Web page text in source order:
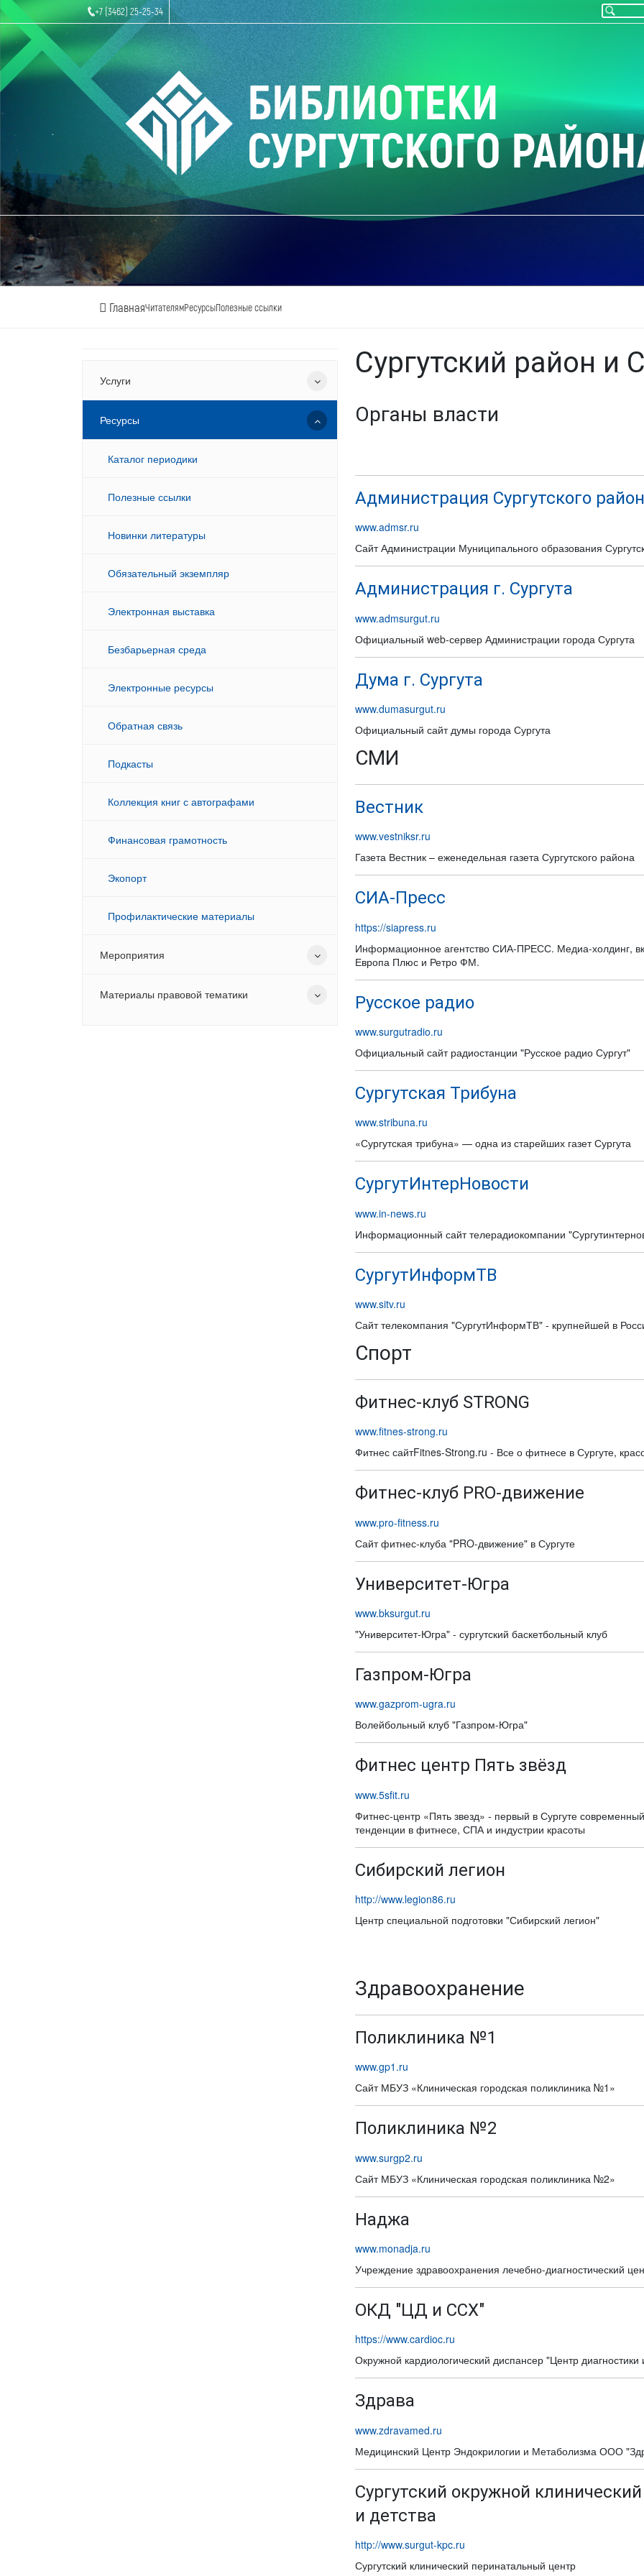
+7 (3462) 25-25-34
БИБЛИОТЕКИ
СУРГУТСКОГО
ГлавнаяЧитателямРесурсыПолезные ссылки
Услуги
Ресурсы
Каталог периодики
Полезные ссылки
Новинки литературы
Обязательный экземпляр
Электронная выставка
Безбарьерная среда
Электронные ресурсы
Обратная связь
Подкасты
Коллекция книг с автографами
Финансовая грамотность
Экопорт
Профилактические материалы
Мероприятия
Материалы правовой тематики
Сургутский район и
Органы власти
Администрация Сургутского
www.admsr.ru
Сайт Администрации Муниципального образования
Администрация г. Сургута
www.admsurgut.ru
Официальный web-сервер Администрации города Сургута
Дума г. Сургута
www.dumasurgut.ru
Официальный сайт думы города Сургута
СМИ
Вестник
www.vestniksr.ru
Газета Вестник – еженедельная газета Сургутского района
СИА-Пресс
https://siapress.ru
Информационное агентство СИА-ПРЕСС. Медиа-холдинг,
Европа Плюс и Ретро ФМ.
Русское радио
www.surgutradio.ru
Официальный сайт радиостанции "Русское радио Сургут"
Сургутская Трибуна
www.stribuna.ru
«Сургутская трибуна» — одна из старейших газет Сургута
СургутИнтерНовости
www.in-news.ru
Информационный сайт телерадиокомпании
СургутИнформТВ
www.sitv.ru
Сайт телекомпания "СургутИнформТВ" - крупнейшей в
Спорт
Фитнес-клуб STRONG
www.fitnes-strong.ru
Фитнес сайтFitnes-Strong.ru - Все о фитнесе в Сургуте,
Фитнес-клуб PRO-движение
www.pro-fitness.ru
Сайт фитнес-клуба "PRO-движение" в Сургуте
Университет-Югра
www.bksurgut.ru
"Университет-Югра" - сургутский баскетбольный клуб
Газпром-Югра
www.gazprom-ugra.ru
Волейбольный клуб "Газпром-Югра"
Фитнес центр Пять звёзд
www.5sfit.ru
Фитнес-центр «Пять звезд» - первый в Сургуте
тенденции в фитнесе, СПА и индустрии красоты
Сибирский легион
http://www.legion86.ru
Центр специальной подготовки "Сибирский легион"
Здравоохранение
Поликлиника №1
www.gp1.ru
Сайт МБУЗ «Клиническая городская поликлиника №1»
Поликлиника №2
www.surgp2.ru
Сайт МБУЗ «Клиническая городская поликлиника №2»
Наджа
www.monadja.ru
Учреждение здравоохранения лечебно-диагностический
ОКД "ЦД и ССХ"
https://www.cardioc.ru
Окружной кардиологический диспансер "Центр
Здрава
www.zdravamed.ru
Медицинский Центр Эндокрилогии и Метаболизма ООО
Сургутский окружной
и детства
http://www.surgut-kpc.ru
Сургутский клинический перинатальный центр